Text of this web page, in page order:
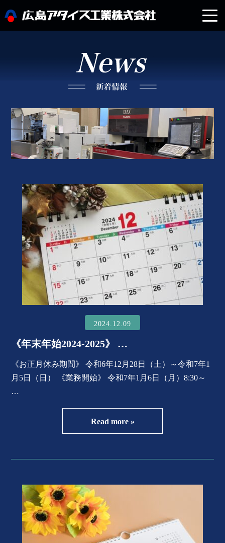
設備紹介
採用情報
お問い合わせ
用語集
2024.12.09
《年末年始2024-2025》 …
《お正月休み期間》 令和6年12月28日（土）～令和7年1
月5日（日） 《業務開始》 令和7年1月6日（月）8:30～
…
Read more »